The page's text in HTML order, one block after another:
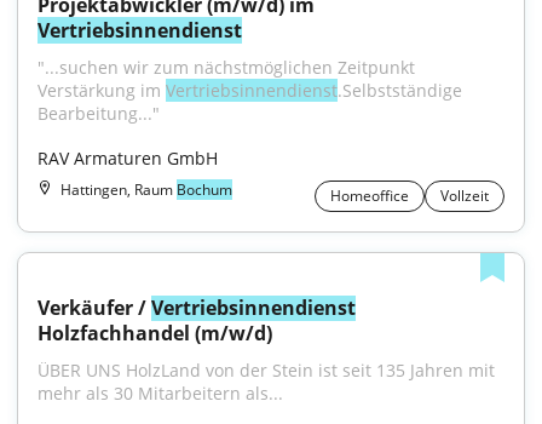
Vertriebsinnendienst
"...suchen wir zum nächstmöglichen Zeitpunkt
Verstärkung im Vertriebsinnendienst.Selbstständige
Bearbeitung..."
RAV Armaturen GmbH
Hattingen, Raum Bochum Homeoffice Vollzeit
Verkäufer / Vertriebsinnendienst
Holzfachhandel (m/w/d)
ÜBER UNS HolzLand von der Stein ist seit 135 Jahren mit
mehr als 30 Mitarbeitern als...